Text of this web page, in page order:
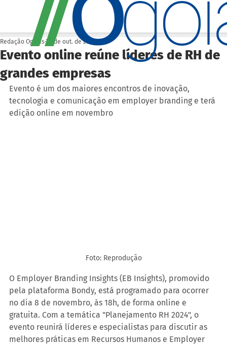
Evento online reúne líderes de RH de
grandes empresas
Redação Ogoiás 30 de out. de 2023
Evento é um dos maiores encontros de inovação,
tecnologia e comunicação em employer branding e terá
edição online em novembro
Foto: Reprodução
O Employer Branding Insights (EB Insights), promovido
pela plataforma Bondy, está programado para ocorrer
no dia 8 de novembro, às 18h, de forma online e
gratuita. Com a temática "Planejamento RH 2024", o
evento reunirá líderes e especialistas para discutir as
melhores práticas em Recursos Humanos e Employer